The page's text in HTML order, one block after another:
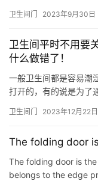
门，还有双面套，这个
方面来给大家讲一讲，
套，这个价…
卫生间门 2023年9月30日
卫生间平时不用要
什么做错了！
一般卫生间都是容易潮
打开的，有的说是为了
该把门关闭起来，但同
让细菌和异味排向客厅
期生活…
卫生间门 2023年12月22日
The folding door
The folding door is
belongs to the edge